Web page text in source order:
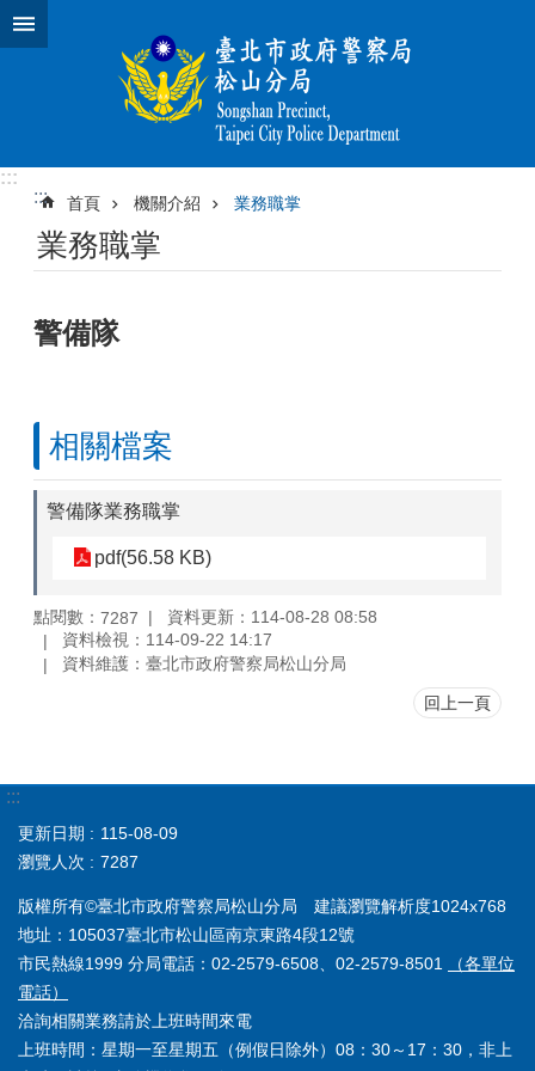
跳到主要內容區塊
:::
:::
首頁 機關介紹 業務職掌
業務職掌
警備隊
相關檔案
警備隊業務職掌
pdf(56.58 KB)
點閱數： 7287
資料更新：114-08-28 08:58
資料檢視：114-09-22 14:17
資料維護：臺北市政府警察局松山分局
回上一頁
:::
更新日期
115-08-09
瀏覽人次
7287
版權所有©臺北市政府警察局松山分局 建議瀏覽解析度1024x768
地址：105037臺北市松山區南京東路4段12號
市民熱線1999 分局電話：02-2579-6508、02-2579-8501
（各單位
電話）
洽詢相關業務請於上班時間來電
上班時間：星期一至星期五（例假日除外）08：30～17：30，非上